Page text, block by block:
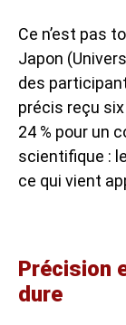
Ce n’est pas
Japon
des
précis reçu
24 % pour un
scientifique :
ce qui vient
Précision
dure